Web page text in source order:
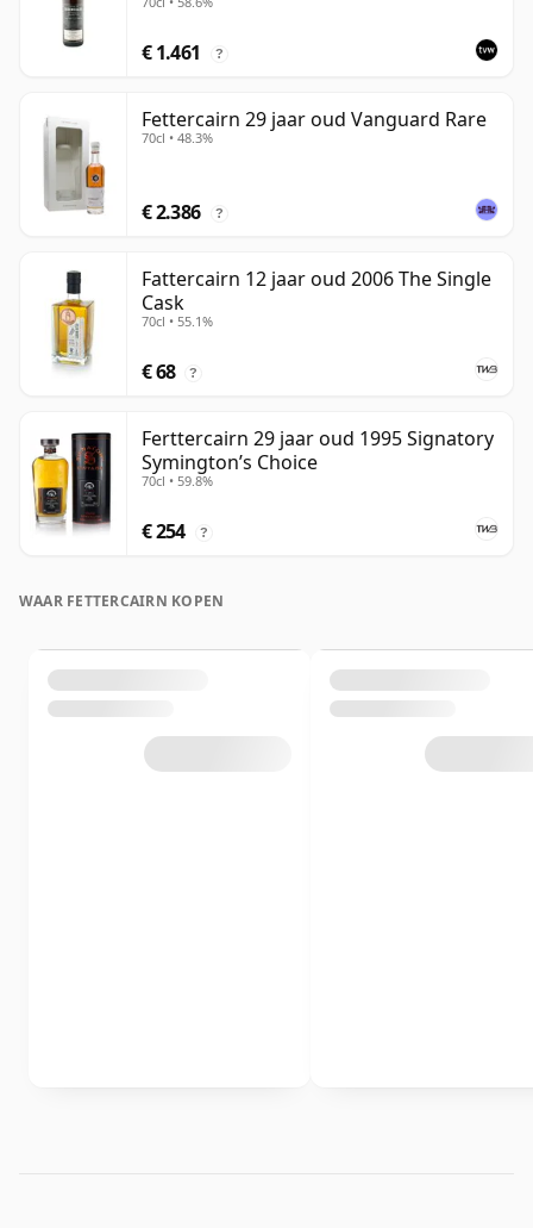
€ 1.461 ?
Fettercairn 29 jaar oud Vanguard Rare
70cl • 48.3%
€ 2.386 ?
Fattercairn 12 jaar oud 2006 The Single
Cask
70cl • 55.1%
€ 68 ?
Ferttercairn 29 jaar oud 1995 Signatory
Symington’s Choice
70cl • 59.8%
€ 254 ?
WAAR FETTERCAIRN KOPEN